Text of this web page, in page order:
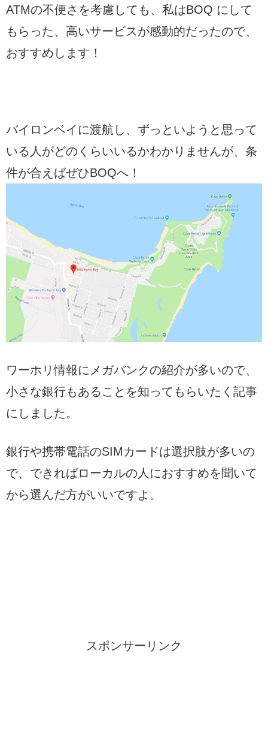
ATMの不便さを考慮しても、私はBOQ にして
もらった、高いサービスが感動的だったので、
おすすめします！
バイロンベイに渡航し、ずっといようと思って
いる人がどのくらいいるかわかりませんが、条
件が合えばぜひBOQへ！
ワーホリ情報にメガバンクの紹介が多いので、
小さな銀行もあることを知ってもらいたく記事
にしました。
銀行や携帯電話のSIMカードは選択肢が多いの
で、できればローカルの人におすすめを聞いて
から選んだ方がいいですよ。
スポンサーリンク